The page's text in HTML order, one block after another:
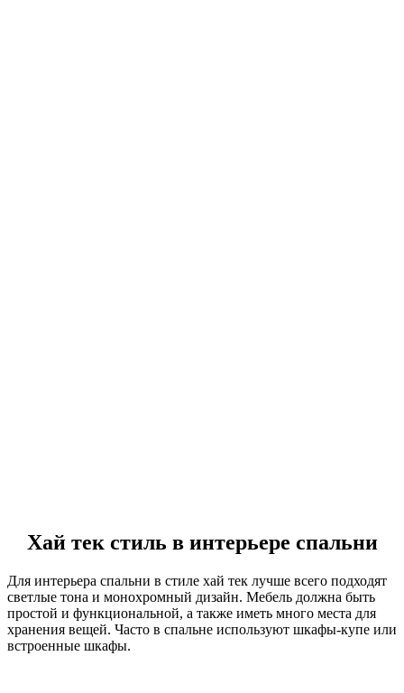
Хай тек стиль в интерьере спальни
Для интерьера спальни в стиле хай тек лучше всего подходят
светлые тона и монохромный дизайн. Мебель должна быть
простой и функциональной, а также иметь много места для
хранения вещей. Часто в спальне используют шкафы-купе или
встроенные шкафы.